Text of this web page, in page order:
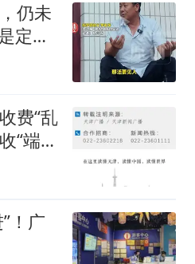
仍未
定向
费“乱
“端口
！广